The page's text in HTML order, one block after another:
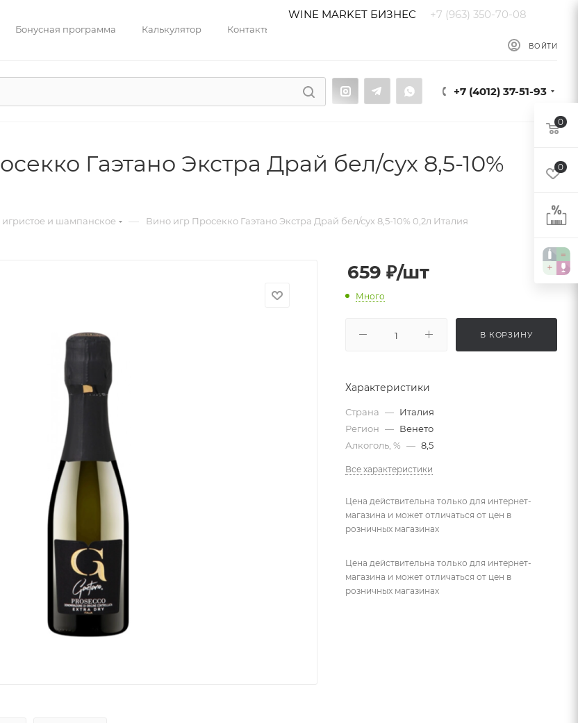
Бонусная программа Калькулятор Контакты
WINE MARKET БИЗНЕС +7 (963) 350-70-08
ВОЙТИ
+7 (4012) 37-51-93
Гаэтано Экстра Драй бел/сух 8,5-10%
и шампанское — Вино игр Просекко Гаэтано Экстра Драй бел/сух 8,5-10% 0,2л Италия
659 ₽/шт
Много
В КОРЗИНУ
Характеристики
Страна — Италия
Регион — Венето
Алкоголь, % — 8,5
Все характеристики
Цена действительна только для интернет-
магазина и может отличаться от цен в
розничных магазинах
Цена действительна только для интернет-
магазина и может отличаться от цен в
розничных магазинах
0
0